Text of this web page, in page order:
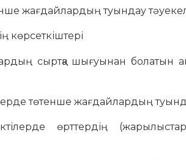
жағдайлардың туындау
көрсеткіштері
сыртқа шығуынан болатын
төтенше жағдайлардың
өрттердің